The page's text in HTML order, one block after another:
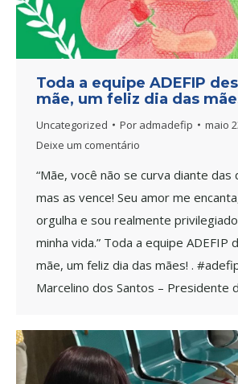
Toda a equipe ADEFIP
mãe, um feliz dia das
Uncategorized Por admadefip
maio
Deixe um comentário
“Mãe, você não se curva diante das
mas as vence! Seu amor me
orgulha e sou realmente
minha vida.” Toda a equipe ADEFIP
mãe, um feliz dia das mães! .
Marcelino dos Santos – Presidente